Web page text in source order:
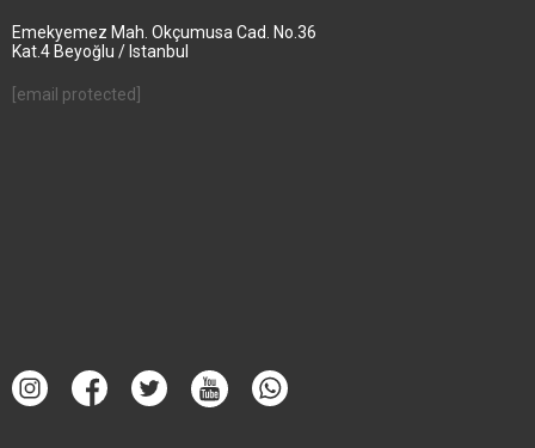
Emekyemez Mah. Okçumusa Cad. No.36
Kat.4 Beyoğlu / Istanbul
[email protected]